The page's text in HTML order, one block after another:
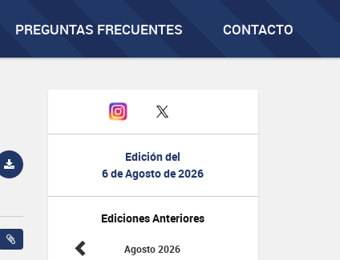
PREGUNTAS FRECUENTES CONTACTO
Edición del
6 de Agosto de 2026
Ediciones Anteriores
Agosto 2026